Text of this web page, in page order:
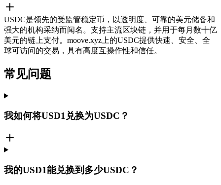
USDC是领先的受监管稳定币，以透明度、可靠的美元储备和
强大的机构采纳而闻名。支持主流区块链，并用于每月数十亿
美元的链上支付。moove.xyz上的USDC提供快速、安全、全
球可访问的交易，具有高度互操作性和信任。
常见问题
我如何将USD1兑换为USDC？
我的USD1能兑换到多少USDC？